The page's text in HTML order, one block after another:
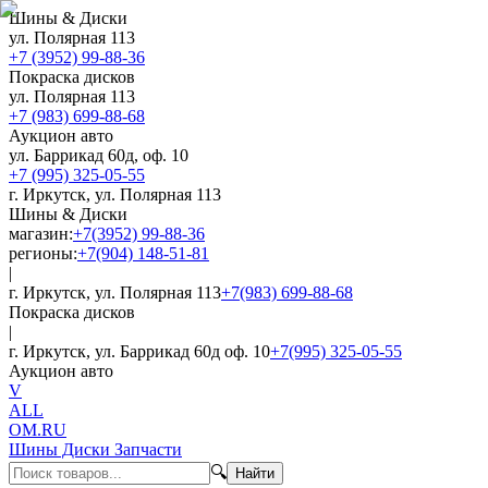
Шины & Диски
ул. Полярная 113
+7 (3952) 99-88-36
Покраска дисков
ул. Полярная 113
+7 (983) 699-88-68
Аукцион авто
ул. Баррикад 60д, оф. 10
+7 (995) 325-05-55
г. Иркутск, ул. Полярная 113
Шины & Диски
магазин:+7(3952) 99-88-36
регионы:+7(904) 148-51-81
|
г. Иркутск, ул. Полярная 113+7(983) 699-88-68
Покраска дисков
|
г. Иркутск, ул. Баррикад 60д оф. 10+7(995) 325-05-55
Аукцион авто
V
ALL
OM.RU
Шины Диски Запчасти
🔍
Найти